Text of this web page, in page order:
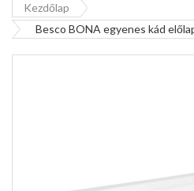
Kezdőlap
Besco BONA egyenes kád